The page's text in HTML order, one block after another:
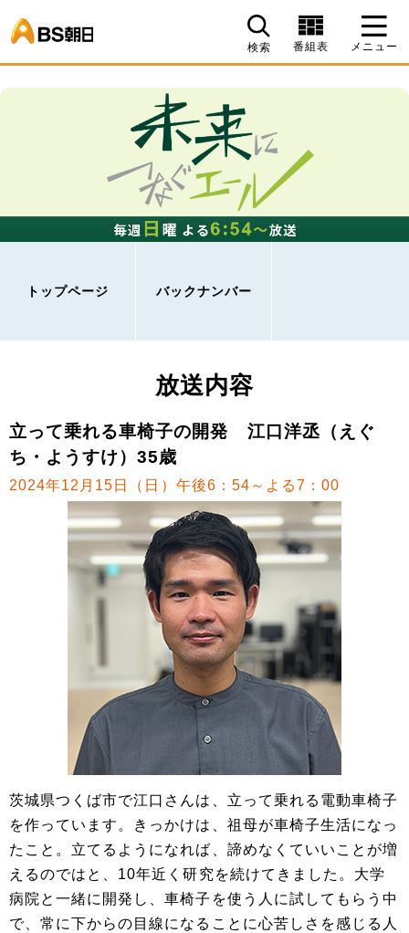
検索 番組表 メニュー
トップページ バックナンバー
放送内容
立って乗れる車椅子の開発 江口洋丞（えぐ
ち・ようすけ）35歳
2024年12月15日（日）午後6：54～よる7：00
茨城県つくば市で江口さんは、立って乗れる電動車椅子
を作っています。きっかけは、祖母が車椅子生活になっ
たこと。立てるようになれば、諦めなくていいことが増
えるのではと、10年近く研究を続けてきました。大学
病院と一緒に開発し、車椅子を使う人に試してもらう中
で、常に下からの目線になることに心苦しさを感じる人